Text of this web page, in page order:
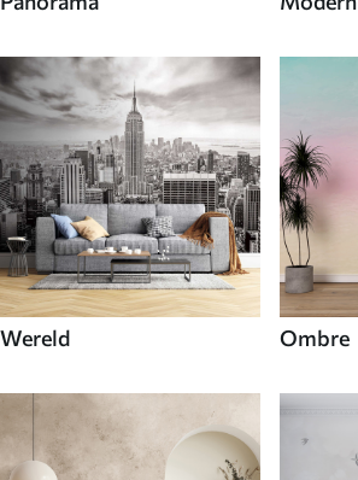
Wereld Ombre